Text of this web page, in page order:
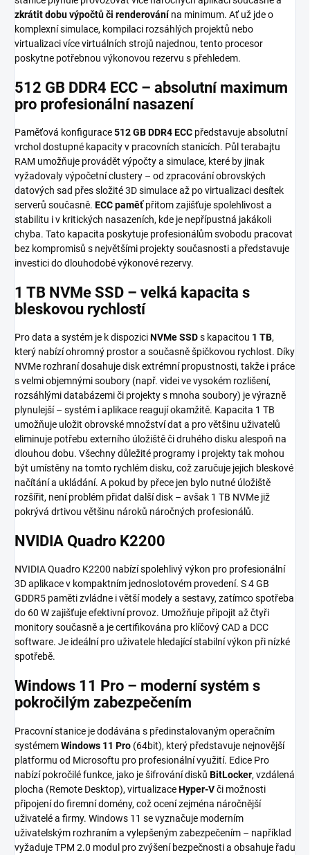
zkrátit dobu výpočtů či renderovánína minimum. Ať už jde o
komplexní simulace, kompilaci rozsáhlých projek­tů nebo
virtualizaci více virtuálních strojů najednou, tento procesor
poskytne potřebnou výkonovou rezervu s přehledem.
512 GB DDR4 ECC – absolutní maximum
pro profesionální nasazení
Paměťová konfigurace512 GB DDR4 ECC představuje absolutní
vrchol dostupné kapacity v pracovních stanicích. Půl terabajtu
RAM umožňuje provádět výpočty a simulace, které by jinak
vyžadovaly výpočetní clustery – od zpracování obrovských
datových sad přes složité 3D simulace až po virtualizaci desítek
serverů současně. ECC paměťpřitom zajišťuje spolehlivost a
stabilitu i v kritických nasazeních, kde je nepřípustná jakákoli
chyba. Tato kapacita poskytuje profesionálům svobodu pracovat
bez kompromisů s největšími projekty současnosti a představuje
investici do dlouhodobé výkonové rezervy.
1 TB NVMe SSD – velká kapacita s
bleskovou rychlostí
Pro data a systém je k dispoziciNVMe SSDs kapacitou 1 TB,
který nabízí ohromný prostor a současně špičkovou rychlost. Díky
NVMe rozhraní dosahuje disk extrémní propustnosti, takže i práce
s velmi objemnými soubory (např. videi ve vysokém rozlišení,
rozsáhlými databázemi či projekty s mnoha soubory) je výrazně
plynulejší – systém i aplikace reagují okamžitě. Kapacita 1 TB
umožňuje uložit obrovské množství dat a pro většinu uživatelů
eliminuje potřebu externího úložiště či druhého disku alespoň na
dlouhou dobu. Všechny důležité programy i projekty tak mohou
být umístěny na tomto rychlém disku, což zaručuje jejich bleskové
načítání a ukládání. A pokud by přece jen bylo nutné úložiště
rozšířit, není problém přidat další disk – avšak 1 TB NVMe již
pokrývá drtivou většinu nároků náročných profesionálů.
NVIDIA Quadro K2200
NVIDIA Quadro K2200 nabízí spolehlivý výkon pro profesionální
3D aplikace v kompaktním jednoslotovém provedení. S 4 GB
GDDR5 paměti zvládne i větší modely a sestavy, zatímco spotřeba
do 60 W zajišťuje efektivní provoz. Umožňuje připojit až čtyři
monitory současně a je certifikována pro klíčový CAD a DCC
software. Je ideální pro uživatele hledající stabilní výkon při nízké
spotřebě.
Windows 11 Pro – moderní systém s
pokročilým zabezpečením
Pracovní stanice je dodávána s předinstalovaným operačním
systémemWindows 11 Pro (64bit), který představuje nejnovější
platformu od Microsoftu pro profesionální využití. Edice Pro
nabízí pokročilé funkce, jako je šifrování disků BitLocker, vzdálená
plocha (Remote Desktop), virtualizaceHyper-Vči možnosti
připojení do firemní domény, což ocení zejména náročnější
uživatelé a firmy. Windows 11 se vyznačuje moderním
uživatelským rozhraním a vylepšeným zabezpečením – například
vyžaduje TPM 2.0 modul pro zvýšení bezpečnosti a obsahuje řadu